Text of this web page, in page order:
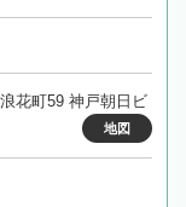
花町59 神戸朝日ビ
地図